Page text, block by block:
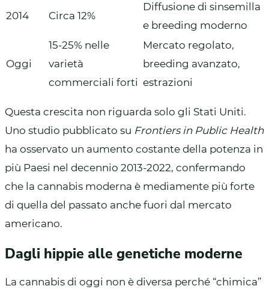
2014 Circa 12%
Diffusione di sinsemilla
e breeding moderno
Oggi
15-25% nelle
varietà
commerciali forti
Mercato regolato,
breeding avanzato,
estrazioni
Questa crescita non riguarda solo gli Stati Uniti.
Uno studio pubblicato su Frontiers in Public Health
ha osservato un aumento costante della potenza in
più Paesi nel decennio 2013-2022, confermando
che la cannabis moderna è mediamente più forte
di quella del passato anche fuori dal mercato
americano.
Dagli hippie alle genetiche moderne
La cannabis di oggi non è diversa perché “chimica”